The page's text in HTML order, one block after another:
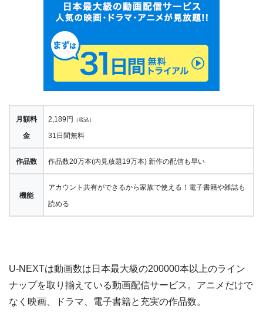
月額料
金
2,189円 （税込）
31日間無料
作品数 作品数20万本(内見放題19万本) 新作の配信も早い
機能
アカウント共有ができるから家族で使える！電子書籍や雑誌も
読める
U-NEXTは動画数は日本最大級の200000本以上のライン
ナップを取り揃えている動画配信サービス。アニメだけで
なく映画、ドラマ、電子書籍と充実の作品数。